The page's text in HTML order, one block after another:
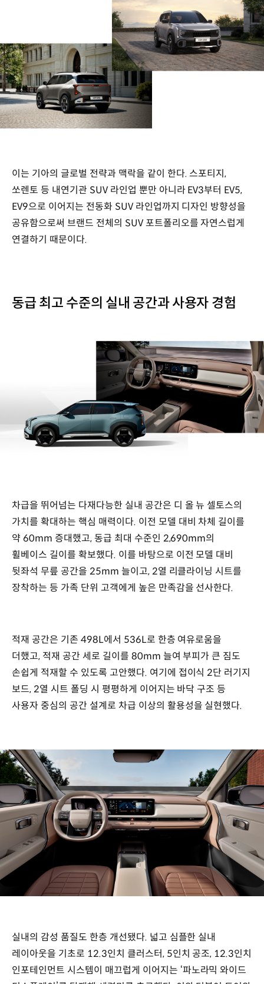
이는 기아의 글로벌 전략과 맥락을 같이 한다. 스포티지,
쏘렌토 등 내연기관 SUV 라인업 뿐만 아니라 EV3부터 EV5,
EV9으로 이어지는 전동화 SUV 라인업까지 디자인 방향성을
공유함으로써 브랜드 전체의 SUV 포트폴리오를 자연스럽게
연결하기 때문이다.
동급 최고 수준의 실내 공간과 사용자 경험
차급을 뛰어넘는 다재다능한 실내 공간은 디 올 뉴 셀토스의
가치를 확대하는 핵심 매력이다. 이전 모델 대비 차체 길이를
약 60mm 증대했고, 동급 최대 수준인 2,690mm의
휠베이스 길이를 확보했다. 이를 바탕으로 이전 모델 대비
뒷좌석 무릎 공간을 25mm 늘이고, 2열 리클라이닝 시트를
장착하는 등 가족 단위 고객에게 높은 만족감을 선사한다.
적재 공간은 기존 498L에서 536L로 한층 여유로움을
더했고, 적재 공간 세로 길이를 80mm 늘여 부피가 큰 짐도
손쉽게 적재할 수 있도록 고안했다. 여기에 접이식 2단 러기지
보드, 2열 시트 폴딩 시 평평하게 이어지는 바닥 구조 등
사용자 중심의 공간 설계로 차급 이상의 활용성을 실현했다.
실내의 감성 품질도 한층 개선됐다. 넓고 심플한 실내
레이아웃을 기초로 12.3인치 클러스터, 5인치 공조, 12.3인치
인포테인먼트 시스템이 매끄럽게 이어지는 ‘파노라믹 와이드